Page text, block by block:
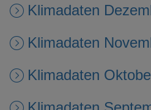
Klimadaten
Klimadaten
Klimadaten